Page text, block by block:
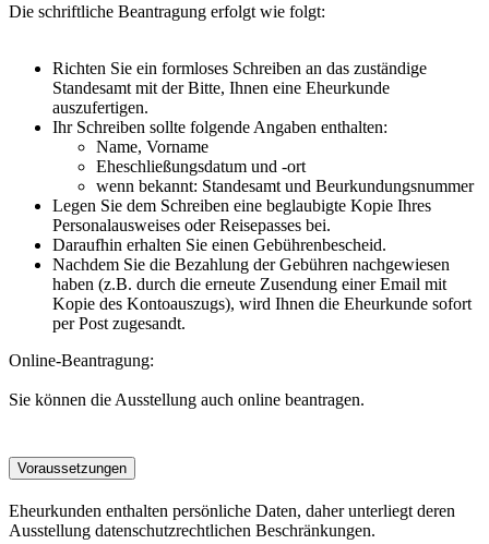
Die schriftliche Beantragung erfolgt wie folgt:
Richten Sie ein formloses Schreiben an das zuständige
Standesamt mit der Bitte, Ihnen eine Eheurkunde
auszufertigen.
Ihr Schreiben sollte folgende Angaben enthalten:
Name, Vorname
Eheschließungsdatum und -ort
wenn bekannt: Standesamt und Beurkundungsnummer
Legen Sie dem Schreiben eine beglaubigte Kopie Ihres
Personalausweises oder Reisepasses bei.
Daraufhin erhalten Sie einen Gebührenbescheid.
Nachdem Sie die Bezahlung der Gebühren nachgewiesen
haben (z.B. durch die erneute Zusendung einer Email mit
Kopie des Kontoauszugs), wird Ihnen die Eheurkunde sofort
per Post zugesandt.
Online-Beantragung:
Sie können die Ausstellung auch online beantragen.
Voraussetzungen
Eheurkunden enthalten persönliche Daten, daher unterliegt deren
Ausstellung datenschutzrechtlichen Beschränkungen.